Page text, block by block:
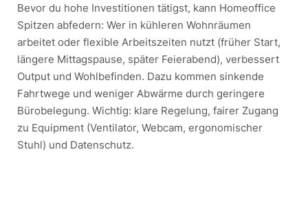
Bevor du hohe Investitionen tätigst, kann Homeoffice
Spitzen abfedern: Wer in kühleren Wohnräumen
arbeitet oder flexible Arbeitszeiten nutzt (früher Start,
längere Mittagspause, später Feierabend), verbessert
Output und Wohlbefinden. Dazu kommen sinkende
Fahrtwege und weniger Abwärme durch geringere
Bürobelegung. Wichtig: klare Regelung, fairer Zugang
zu Equipment (Ventilator, Webcam, ergonomischer
Stuhl) und Datenschutz.